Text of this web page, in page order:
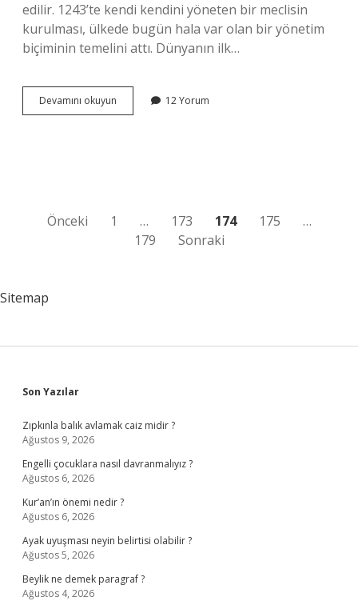
edilir. 1243’te kendi kendini yöneten bir meclisin
kurulması, ülkede bugün hala var olan bir yönetim
biçiminin temelini attı. Dünyanın ilk…
Devamını okuyun Dünyanın
En
12 Yorum
Yazı
sayfalaması
Önceki 1 … 173 174 175
…
179
Sonraki
Sitemap
Sidebar
Son Yazılar
Zıpkınla balık avlamak caiz midir ?
Ağustos 9, 2026
Engelli çocuklara nasıl davranmalıyız ?
Ağustos 6, 2026
Kur’an’ın önemi nedir ?
Ağustos 6, 2026
Ayak uyuşması neyin belirtisi olabilir ?
Ağustos 5, 2026
Beylik ne demek paragraf ?
Ağustos 4, 2026